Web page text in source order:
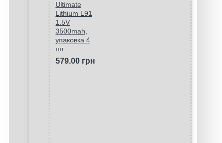
Ultimate
Lithium L91
1.5V
3500mah,
упаковка 4
шт.
579.00 грн